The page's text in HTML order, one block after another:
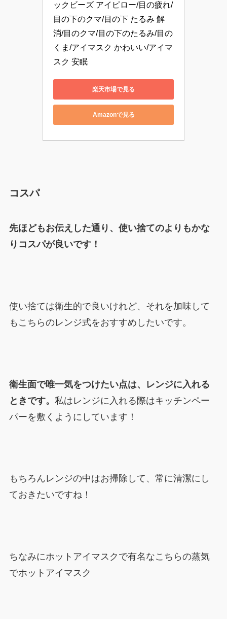
ックビーズ アイピロー/目の疲れ/
目の下のクマ/目の下 たるみ 解
消/目のクマ/目の下のたるみ/目の
くま/アイマスク かわいい/アイマ
スク 安眠
楽天市場で見る
Amazonで見る
コスパ
先ほどもお伝えした通り、使い捨てのよりもかな
りコスパが良いです！
使い捨ては衛生的で良いけれど、それを加味して
もこちらのレンジ式をおすすめしたいです。
衛生面で唯一気をつけたい点は、レンジに入れる
ときです。 私はレンジに入れる際はキッチンペー
パーを敷くようにしています！
もちろんレンジの中はお掃除して、常に清潔にし
ておきたいですね！
ちなみにホットアイマスクで有名なこちらの蒸気
でホットアイマスク